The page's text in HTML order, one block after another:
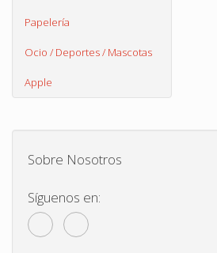
Papelería
Ocio / Deportes / Mascotas
Apple
Sobre Nosotros
Síguenos en: